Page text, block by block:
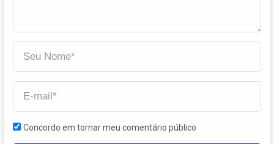
Concordo em tornar meu comentário público